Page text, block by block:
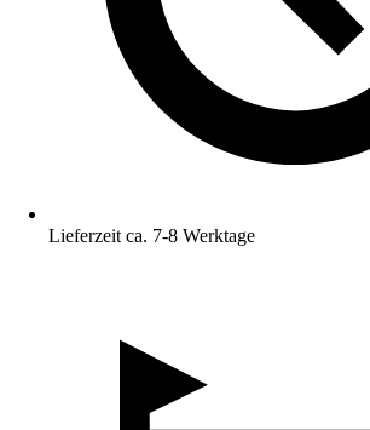
Lieferzeit ca. 7-8 Werktage